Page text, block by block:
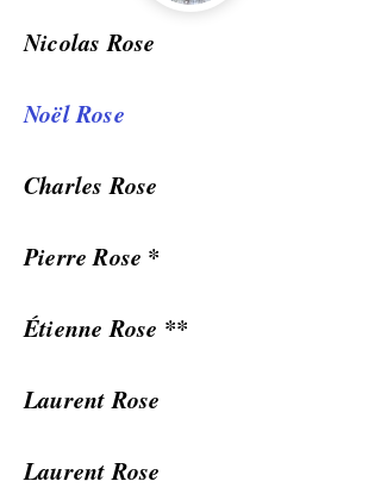
Nicolas Rose
Noël Rose
Charles Rose
Pierre Rose *
Étienne Rose **
Laurent Rose
Laurent Rose